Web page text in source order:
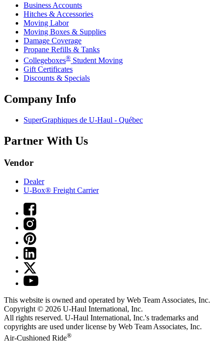
Business Accounts
Hitches & Accessories
Moving Labor
Moving Boxes & Supplies
Damage Coverage
Propane Refills & Tanks
Collegeboxes® Student Moving
Gift Certificates
Discounts & Specials
Company Info
SuperGraphiques de U-Haul - Québec
Partner With Us
Vendor
Dealer
U-Box® Freight Carrier
This website is owned and operated by Web Team Associates, Inc.
Copyright © 2026 U-Haul International, Inc.
All rights reserved. U-Haul International, Inc.'s trademarks and
copyrights are used under license by Web Team Associates, Inc.
Air-Cushioned Ride®